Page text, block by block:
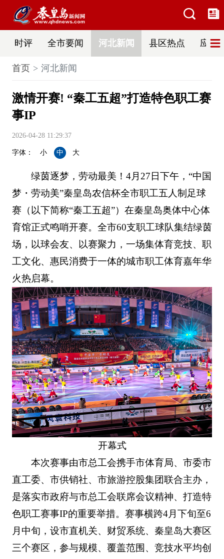
时评 全市要闻 河北新闻 县区热点 应急
首页 河北新闻
激情开赛! “秦工五超”打造特色职工赛
事IP
2026-04-28 11:29:37
字体： 小 中 大
绿茵逐梦，劳动最美！4月27日下午，“中国
梦・劳动美”秦皇岛农信杯全市职工五人制足球
赛（以下简称“秦工五超”）在秦皇岛奥体中心体
育馆正式鸣哨开赛。全市60支职工球队集结绿茵
场，以球会友、以赛聚力，一场集体育竞技、职
工文化、惠民消费于一体的城市职工体育嘉年华
火热启幕。
开幕式
本次赛事由市总工会携手市体育局、市委市
直工委、市供销社、市旅游控股集团联合主办，
是落实市政府与市总工会联席会议精神、打造特
色职工赛事IP的重要举措。赛事横跨4月下旬至6
月中旬，设市直机关、财贸系统、秦皇岛大赛区
三个赛区，参与规模、覆盖范围、竞技水平均创